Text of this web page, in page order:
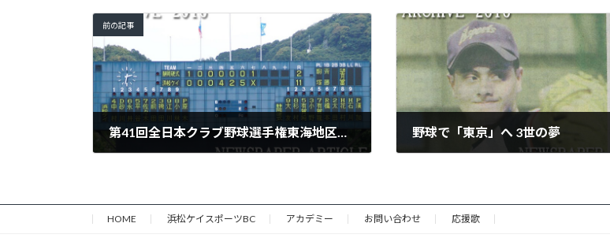
前の記事
第41回全日本クラブ野球選手権東海地区静岡予選優勝 野球で「東京」へ 3世の夢
HOME 浜松ケイスポーツBC アカデミー お問い合わせ 応援歌